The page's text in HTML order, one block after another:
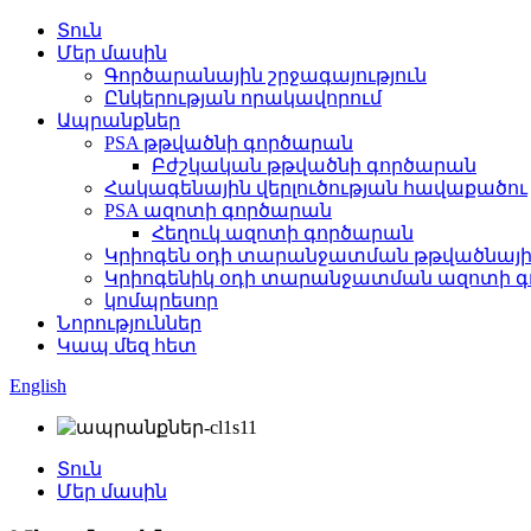
Տուն
Մեր մասին
Գործարանային շրջագայություն
Ընկերության որակավորում
Ապրանքներ
PSA թթվածնի գործարան
Բժշկական թթվածնի գործարան
Հակագենային վերլուծության հավաքածու
PSA ազոտի գործարան
Հեղուկ ազոտի գործարան
Կրիոգեն օդի տարանջատման
Կրիոգենիկ օդի տարանջատման ազոտի
կոմպրեսոր
Նորություններ
Կապ մեզ հետ
English
Տուն
Մեր մասին